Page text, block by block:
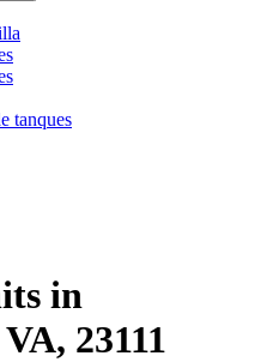
tanques
in
23111